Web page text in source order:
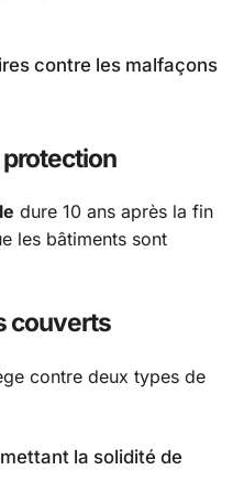
contre les malfaçons
protection
dure 10 ans après la fin
les bâtiments sont
couverts
contre deux types de
la solidité de